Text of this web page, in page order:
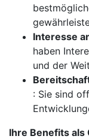
Interesse
haben
und der
: Sie sind
Ihre Benefits